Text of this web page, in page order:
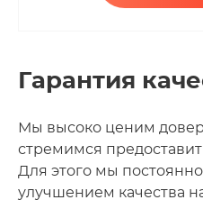
Гарантия
Мы высоко ценим
стремимся
Для этого мы
улучшением качества